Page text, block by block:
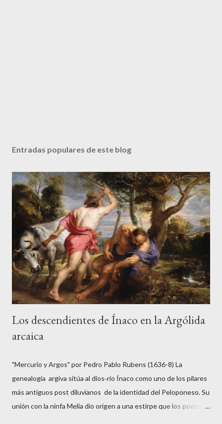
Entradas populares de este blog
Los descendientes de Ínaco en la Argólida
arcaica
"Mercurio y Argos" por Pedro Pablo Rubens (1636-8) La
genealogía argiva sitúa al dios‑río Ínaco como uno de los pilares
más antiguos post diluvianos de la identidad del Peloponeso. Su
unión con la ninfa Melia dio origen a una estirpe que los poetas y